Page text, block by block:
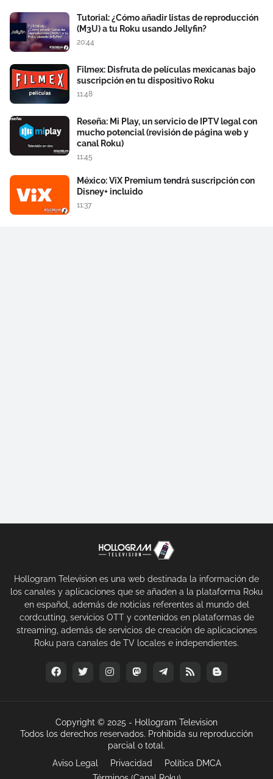
Tutorial: ¿Cómo añadir listas de reproducción
(M3U) a tu Roku usando Jellyfin?
20:44
Filmex: Disfruta de películas mexicanas bajo
suscripción en tu dispositivo Roku
11:48
Reseña: Mi Play, un servicio de IPTV legal con
mucho potencial (revisión de página web y
canal Roku)
11:45
México: ViX Premium tendrá suscripción con
Disney+ incluido
11:37
Hollogram Television es una web destinada la información de
los canales y aplicaciones que se añaden a la plataforma Roku
en español, además de noticias referentes al mundo del
cordcutting, servicios OTT y contenidos en plataformas de
streaming, además de servicios de creación de aplicaciones
Roku para canales de TV locales e independientes.
Copyright © 2025 - Hollogram Television
Todos los derechos reservados. Prohibida su reproducción
parcial o total.
Aviso Legal
Privacidad
Política DMCA